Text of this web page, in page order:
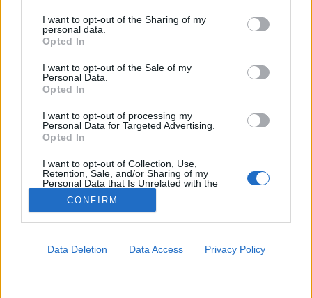
not limited to your visit or usage behaviour. You may click to
grant or deny consent to Google and its third-party tags to
use your data for below specified purposes in below Google
consent section.
I want to opt-out of the Sharing of my
personal data.
Opted In
I want to opt-out of the Sale of my
Personal Data.
Opted In
I want to opt-out of processing my
Personal Data for Targeted Advertising.
Opted In
I want to opt-out of Collection, Use,
Retention, Sale, and/or Sharing of my
Personal Data that Is Unrelated with the
Purposes for which it was collected.
Opted Out
CONFIRM
Data Deletion Data Access Privacy Policy